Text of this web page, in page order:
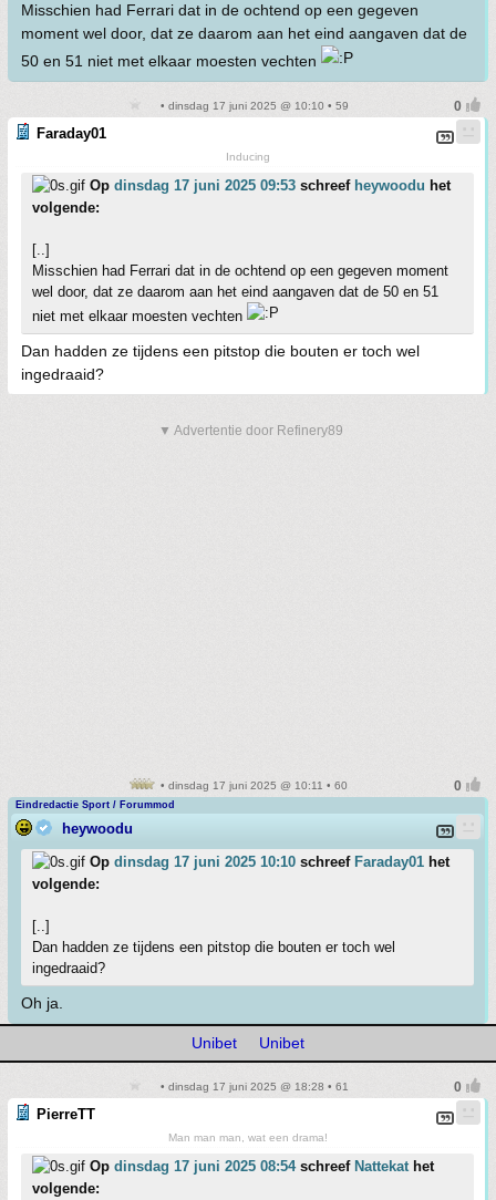
Misschien had Ferrari dat in de ochtend op een gegeven
moment wel door, dat ze daarom aan het eind aangaven dat de
50 en 51 niet met elkaar moesten vechten
• dinsdag 17 juni 2025 @ 10:10 • 59
Faraday01
Inducing
Op dinsdag 17 juni 2025 09:53 schreef heywoodu het
volgende:
[..]
Misschien had Ferrari dat in de ochtend op een gegeven moment
wel door, dat ze daarom aan het eind aangaven dat de 50 en 51
niet met elkaar moesten vechten
Dan hadden ze tijdens een pitstop die bouten er toch wel
ingedraaid?
▼ Advertentie door Refinery89
• dinsdag 17 juni 2025 @ 10:11 • 60
Eindredactie Sport / Forummod
heywoodu
Op dinsdag 17 juni 2025 10:10 schreef Faraday01 het
volgende:
[..]
Dan hadden ze tijdens een pitstop die bouten er toch wel
ingedraaid?
Oh ja.
Unibet Unibet
• dinsdag 17 juni 2025 @ 18:28 • 61
PierreTT
Man man man, wat een drama!
Op dinsdag 17 juni 2025 08:54schreef Nattekathet
volgende: